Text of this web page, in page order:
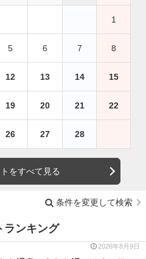
1
5 6 7 8
12 13 14 15
19 20 21 22
26 27 28
をすべて見る
条件を変更して検索
ランキング
2026年8月9日